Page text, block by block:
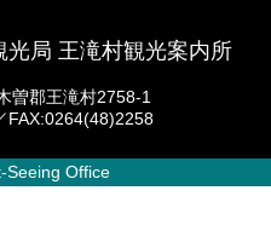
光局 王滝村観光案内所
曽郡王滝村2758-1
FAX:0264(48)2258
Seeing Office